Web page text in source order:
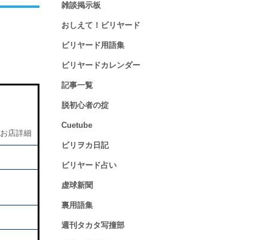
お店詳細
雑談掲示板
おしえて！ビリヤード
ビリヤード用語集
ビリヤードカレンダー
記事一覧
脱初心者の掟
Cuetube
ビリヲカ日記
ビリヤード占い
虚球新聞
裏用語集
週刊タカタ写撞部